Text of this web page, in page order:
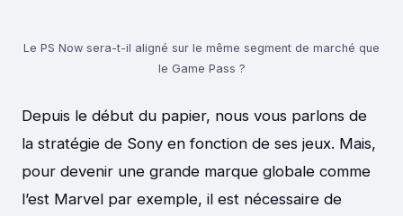
Le PS Now sera-t-il aligné sur le même segment de marché que
le Game Pass ?
Depuis le début du papier, nous vous parlons de
la stratégie de Sony en fonction de ses jeux. Mais,
pour devenir une grande marque globale comme
l’est Marvel par exemple, il est nécessaire de